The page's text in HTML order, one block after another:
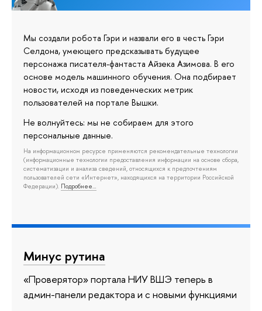
Мы создали робота Гэри и назвали его в честь Гэри
Селдона, умеющего предсказывать будущее
персонажа писателя-фантаста Айзека Азимова. В его
основе модель машинного обучения. Она подбирает
новости, исходя из поведенческих метрик
пользователей на портале Вышки.
Не волнуйтесь: мы не собираем для этого
персональные данные.
На информационном ресурсе применяются рекомендательные технологии
(информационные технологии предоставления информации на основе сбора,
систематизации и анализа сведений, относящихся к предпочтениям
пользователей сети «Интернет», находящихся на территории Российской
Федерации). Подробнее…
Минус рутина
«Проверятор» портала НИУ ВШЭ теперь в
админ-панели редактора и с новыми функциями